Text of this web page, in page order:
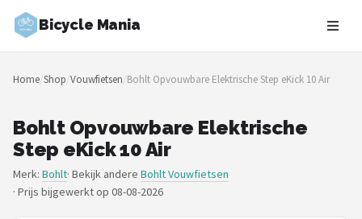
Bicycle Mania
Zoeken
NAVIGATIE
Merken
Blog
Home/Shop/Vouwfietsen/Bohlt Opvouwbare Elektrische Step eKick 10 Air
Bohlt Opvouwbare Elektrische
Step eKick 10 Air
Merk: Bohlt· Bekijk andere Bohlt Vouwfietsen
· Prijs bijgewerkt op 08-08-2026